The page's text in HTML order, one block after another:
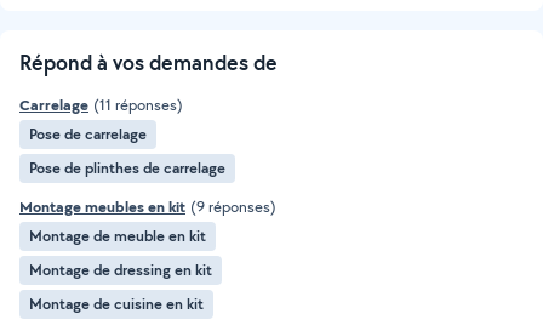
Répond à vos demandes de
Carrelage (11 réponses)
Pose de carrelage
Pose de plinthes de carrelage
Montage meubles en kit (9 réponses)
Montage de meuble en kit
Montage de dressing en kit
Montage de cuisine en kit